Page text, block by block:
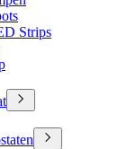
Strips